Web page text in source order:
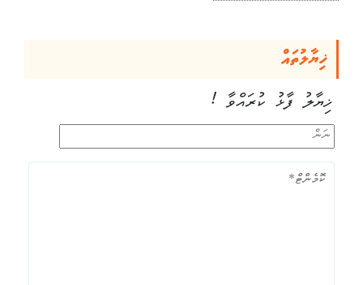
ޚިޔާލުތައް
ޚިޔާލު ފާޅު ކުރައްވާ !